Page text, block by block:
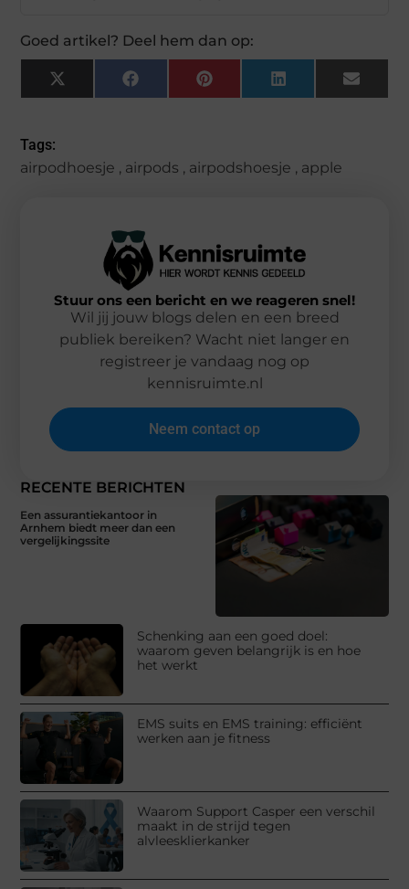
Goed artikel? Deel hem dan op:
X
(Twitter)
FacebookPinterestLinkedIn Email
Tags:
airpodhoesje , airpods , airpodshoesje , apple
RECENTE BERICHTEN
Een assurantiekantoor in
Arnhem biedt meer dan een
vergelijkingssite
Schenking aan een goed doel:
waarom geven belangrijk is en hoe
het werkt
EMS suits en EMS training: efficiënt
werken aan je fitness
Waarom Support Casper een verschil
maakt in de strijd tegen
alvleesklierkanker
Stuur ons een bericht en we reageren snel!
Wil jij jouw blogs delen en een breed
publiek bereiken? Wacht niet langer en
registreer je vandaag nog op
kennisruimte.nl
Neem contact op